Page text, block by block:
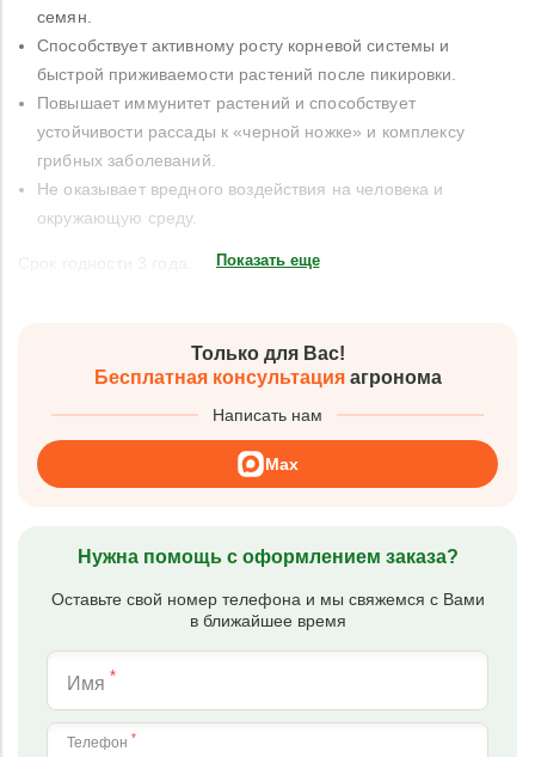
семян.
Способствует активному росту корневой системы и
быстрой приживаемости растений после пикировки.
Повышает иммунитет растений и способствует
устойчивости рассады к «черной ножке» и комплексу
грибных заболеваний.
Не оказывает вредного воздействия на человека и
окружающую среду.
Показать еще
Только для Вас!
Бесплатная консультацияагронома
Написать нам
Max
Нужна помощь с оформлением заказа?
Оставьте свой номер телефона и мы свяжемся с Вами
в ближайшее время
Имя *
Телефон *